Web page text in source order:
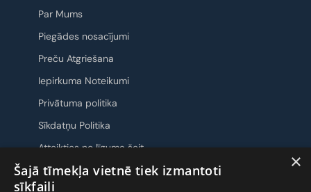
Par Mums
Piegādes nosacījumi
Preču Atgriešana
Iepirkuma Noteikumi
Privātuma politika
Sīkdatņu Politika
Atteikties no līguma šeit
Sazināsimies
×
Šajā tīmekļa vietnē tiek izmantoti
sīkfaili